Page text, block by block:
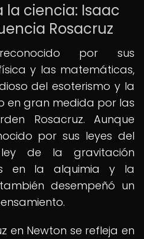
la ciencia: Isaac
Rosacruz
por sus
y las matemáticas,
del esoterismo y la
en gran medida por las
Rosacruz. Aunque
por sus leyes del
de la gravitación
en la alquimia y la
desempeñó un
en Newton se refleja en